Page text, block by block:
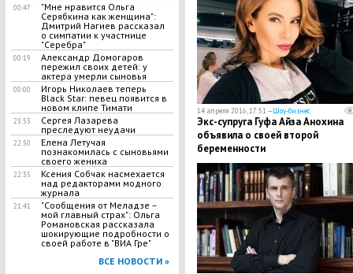
00:47
"Мне нравится Ольга
Серябкина как женщина":
Дмитрий Нагиев рассказал
о симпатии к участнице
"Серебра"
00:19
Александр Домогаров
пережил своих детей: у
актера умерли сыновья
00:00
Игорь Николаев теперь
Black Star: певец появится в
новом клипе Тимати
23:53
Сергея Лазарева
преследуют неудачи
22:50
Елена Летучая
познакомилась с сыновьями
своего жениха
22:35
Ксения Собчак насмехается
над редакторами модного
журнала
21:41
"Сообщения от Меладзе –
мой главный страх": Ольга
Романовская рассказала
шокирующие подробности о
своей работе в "ВИА Гре"
ВСЕ НОВОСТИ »
14 апреля 2016, 17:51 —Шоу-бизнес
Экс-супруга Гуфа Айза Анохина
объявила о своей второй
беременности